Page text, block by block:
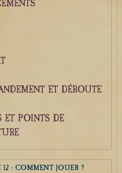
ET DÉROUTE
ET POINTS DE
12 : COMMENT JOUER ?